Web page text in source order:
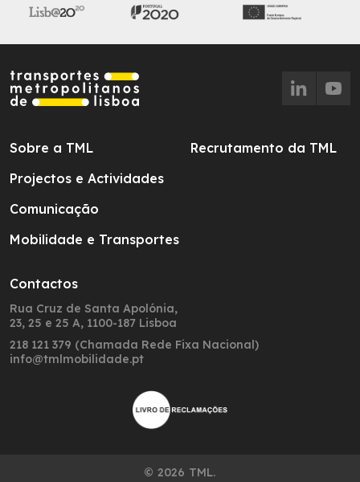
Sobre a TML
Projectos e Actividades
Comunicação
Mobilidade e Transportes
Recrutamento da TML
Contactos
Rua Cruz de Santa Apolónia,
23, 25 e 25 A, 1100-187 Lisboa
218 121 379 (Chamada Rede Fixa Nacional)
info@tmlmobilidade.pt
© 2026 TML.